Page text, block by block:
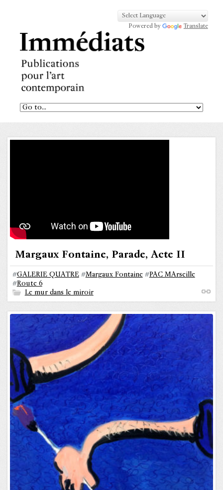
Powered by Translate
Margaux Fontaine, Parade, Acte II
#GALERIE QUATRE#Margaux Fontaine#PAC MArseille
#Route 6
Le mur dans le miroir